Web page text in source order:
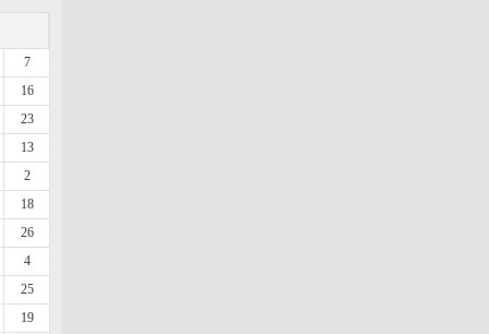
7
16
23
13
2
18
26
4
25
19